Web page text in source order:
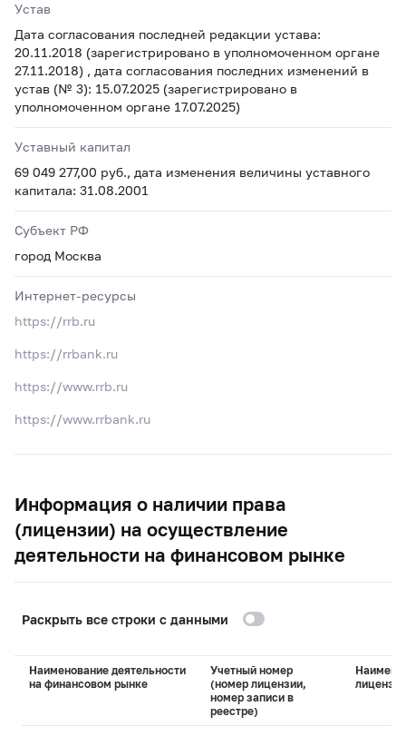
Устав
Дата согласования последней редакции устава:
20.11.2018 (зарегистрировано в уполномоченном органе
27.11.2018) , дата согласования последних изменений в
устав (№ 3): 15.07.2025 (зарегистрировано в
уполномоченном органе 17.07.2025)
Уставный капитал
69 049 277,00 руб., дата изменения величины уставного
капитала: 31.08.2001
Субъект РФ
город Москва
Интернет-ресурсы
https://rrb.ru
https://rrbank.ru
https://www.rrb.ru
https://www.rrbank.ru
Информация о наличии права
(лицензии) на осуществление
деятельности на финансовом рынке
Раскрыть все строки с данными
Наименование деятельности
на финансовом рынке
Учетный номер
(номер лицензии,
номер записи в
реестре)
лицензии